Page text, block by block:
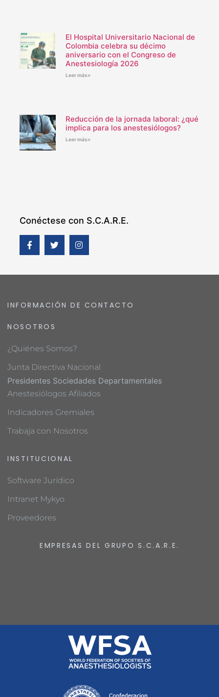
El Hospital Universitario Nacional de
Colombia celebra su décimo
aniversario con el Congreso de
Anestesiología 2026
Leer más»
Reducción de la jornada laboral: ¿qué
implica para los anestesiólogos?
Leer más»
Conéctese con S.C.A.R.E.
INFORMACIÓN DE CONTACTO
NOSOTROS
¿Quiénes Somos?
Junta Directiva Nacional
Presidentes Sociedades Departamentales
Anestesiólogos Afiliados
Indicadores Gremiales
Trabaja con Nosotros
INSTITUCIONAL
Software Jurídico
Intranet Mykyo
Proveedores
EMPRESAS DEL GRUPO S.C.A.R.E.